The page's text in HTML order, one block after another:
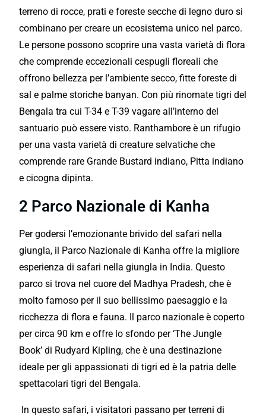
terreno di rocce, prati e foreste secche di legno duro si
combinano per creare un ecosistema unico nel parco.
Le persone possono scoprire una vasta varietà di flora
che comprende eccezionali cespugli floreali che
offrono bellezza per l’ambiente secco, fitte foreste di
sal e palme storiche banyan. Con più rinomate tigri del
Bengala tra cui T-34 e T-39 vagare all’interno del
santuario può essere visto. Ranthambore è un rifugio
per una vasta varietà di creature selvatiche che
comprende rare Grande Bustard indiano, Pitta indiano
e cicogna dipinta.
2 Parco Nazionale di Kanha
Per godersi l’emozionante brivido del safari nella
giungla, il Parco Nazionale di Kanha offre la migliore
esperienza di safari nella giungla in India. Questo
parco si trova nel cuore del Madhya Pradesh, che è
molto famoso per il suo bellissimo paesaggio e la
ricchezza di flora e fauna. Il parco nazionale è coperto
per circa 90 km e offre lo sfondo per ‘The Jungle
Book’ di Rudyard Kipling, che è una destinazione
ideale per gli appassionati di tigri ed è la patria delle
spettacolari tigri del Bengala.
In questo safari, i visitatori passano per terreni di